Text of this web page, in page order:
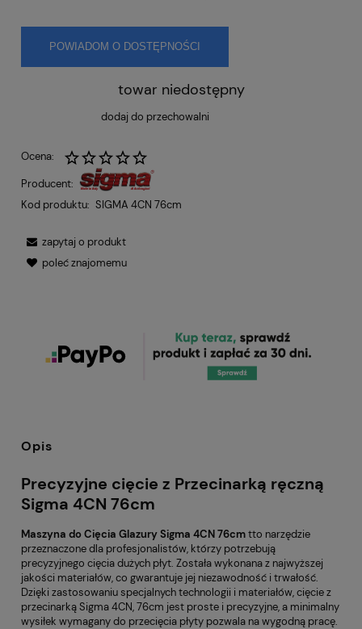
POWIADOM O DOSTĘPNOŚCI
towar niedostępny
dodaj do przechowalni
Ocena:
Producent:
Kod produktu: SIGMA 4CN 76cm
zapytaj o produkt
poleć znajomemu
Opis
Precyzyjne cięcie z Przecinarką ręczną
Sigma 4CN 76cm
Maszyna do Cięcia Glazury Sigma 4CN 76cmtto narzędzie
przeznaczone dla profesjonalistów, którzy potrzebują
precyzyjnego cięcia dużych płyt. Została wykonana z najwyższej
jakości materiałów, co gwarantuje jej niezawodność i trwałość.
Dzięki zastosowaniu specjalnych technologii i materiałów, cięcie z
przecinarką Sigma 4CN, 76cm jest proste i precyzyjne, a minimalny
wysiłek wymagany do przecięcia płyty pozwala na wygodną pracę.